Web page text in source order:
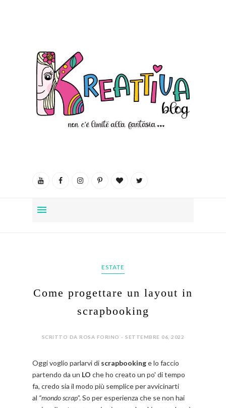
ESTATE
Come progettare un layout in
scrapbooking
SCRITTO DA ROSA FORINO - SETTEMBRE 06, 2022
Oggi voglio parlarvi di scrapbookinge lo faccio
partendo da un LO che ho creato un po' di tempo
fa, credo sia il modo più semplice per avvicinarti
al “mondo scrap”. So per esperienza che se non hai